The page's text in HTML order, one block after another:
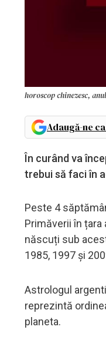
horoscop chinezesc,
Adaugă-ne
În curând va
trebui să faci în
Peste 4
Primăverii în
născuți sub
1985, 1997 și
Astrologul
reprezintă
planeta.